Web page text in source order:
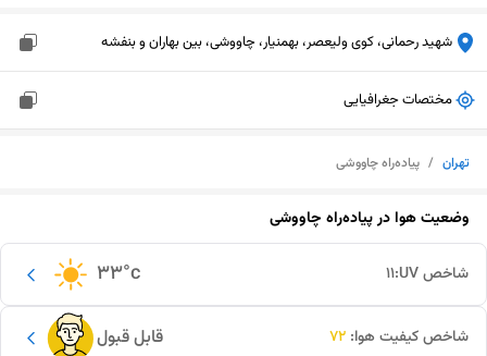
شهید رحمانی، کوی ولیعصر، بهمنیار، چاووشی، بین بهاران و بنفشه
مختصات جغرافیایی
تهران / پیاده‌راه چاووشی
وضعیت هوا درپیاده‌راه چاووشی
33°c شاخص UV: 11
قابل قبول شاخص کیفیت هوا: 72